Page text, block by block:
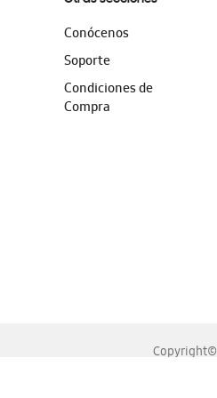
Conócenos
Soporte
Condiciones de
Compra
Copyright©